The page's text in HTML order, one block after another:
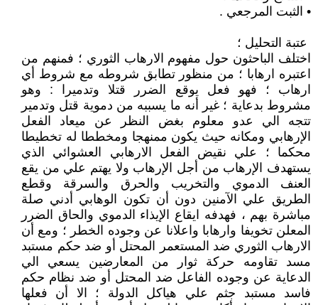
• الثبت المرجعي .
عتبة التحليل ؛
اختلف الباحثون حول مفهوم الارهاب الثوري ؛ فمنهم من
اعتبره ارهابا ؛ من منظور تطابق شروطه مع شروط أي
ارهاب ؛ فهو فعل يوقع الضرر قتلا وتدميرا : وهو
مشروط بدعاية ؛ غير أنه ما يسببه من دموية قتل وتدمير
تتجه الي عدو معلوم بغض النظر عن ميعاد الفعل
الإرهابي ومكانه حيث يكون ممنهجا ومخططا له تخطيطا
محكما ؛ علي نقيض الفعل الارهابي العشوائي الذي
يستهدف الإرهاب من أجل الإرهاب ولا يهتم علي من يقع
العنف الدموي والتخريب والحرق والسرقة وقطع
الطريق علي الآمنين دون أن تكون الوهابي أدني صلة
مباشرة بهم ، فهدفه ايقاع الإيذاء الدموي والحاق الضرر
المعلن تخويفا وارهابا واعلانا عن وجوده الخطر ؛ ومع أن
الارهاب الثوري ضد المستعمر المحتل أو ضد حكم مستبد
مسد تقاومه حركة ثوار من المعارضين يسعي الي
الدعاية عن وجوده الفاعل ضد المحتل أو ضد نظام حكم
فاسد مستبد جثم علي هياكل الدولة ؛ الا أن فعلها